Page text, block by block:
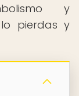
y
lo pierdas y